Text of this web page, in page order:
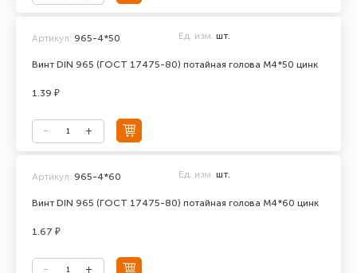
Винт DIN 965 (ГОСТ 17475-80) потайная голова М4*50 цинк
Артикул: 965-4*50 Ед. изм. шт.
1.39 ₽
Винт DIN 965 (ГОСТ 17475-80) потайная голова М4*60 цинк
Артикул: 965-4*60 Ед. изм. шт.
1.67 ₽